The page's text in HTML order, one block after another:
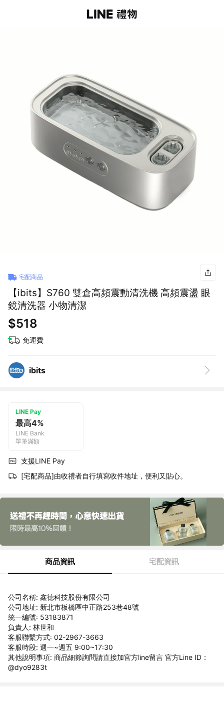
宅配商品
【ibits】S760 雙倉高頻震動清洗機 高頻震盪 眼
鏡清洗器 小物清潔
$518
免運費
ibits
LINE Pay
最高4%
LINE Bank
單筆滿額
支援LINE Pay
[宅配商品]由收禮者自行填寫收件地址，便利又貼心。
商品資訊 宅配資訊
公司名稱: 鑫德科技股份有限公司
公司地址: 新北市板橋區中正路253巷48號
統一編號: 53183871
負責人: 林世和
客服聯繫方式: 02-2967-3663
客服時段: 週一~週五 9:00~17:30
其他說明事項: 商品細節詢問請直接加官方line留言 官方Line ID：
@dyo9283t